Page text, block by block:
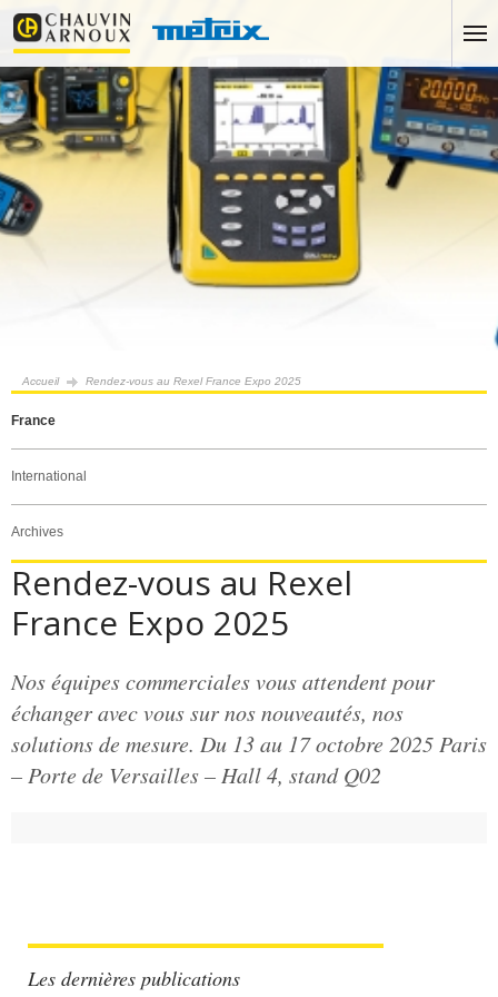
Accueil Rendez-vous au Rexel France Expo 2025
France
International
Archives
Rendez-vous au Rexel
France Expo 2025
Nos équipes commerciales vous attendent pour
échanger avec vous sur nos nouveautés, nos
solutions de mesure. Du 13 au 17 octobre 2025 Paris
– Porte de Versailles – Hall 4, stand Q02
Les dernières publications